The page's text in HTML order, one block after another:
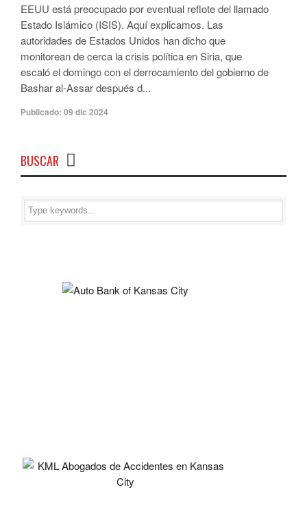
EEUU está preocupado por eventual reflote del llamado
Estado Islámico (ISIS). Aquí explicamos. Las
autoridades de Estados Unidos han dicho que
monitorean de cerca la crisis política en Siria, que
escaló el domingo con el derrocamiento del gobierno de
Bashar al-Assar después d...
Publicado: 09 dic 2024
BUSCAR